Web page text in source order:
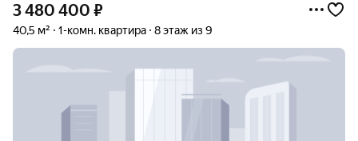
3 480 400 ₽
40,5 м² 1-комн. квартира 8 этаж из 9